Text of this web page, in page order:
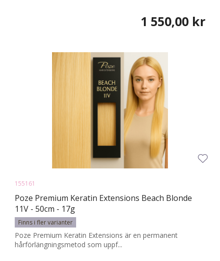
1 550,00 kr
155161
Poze Premium Keratin Extensions Beach Blonde
11V - 50cm - 17g
Finns i fler varianter
Poze Premium Keratin Extensions är en permanent
hårförlängningsmetod som uppf...